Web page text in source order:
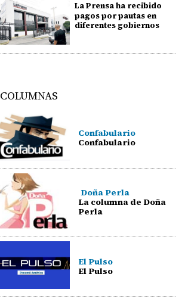
La Prensa ha recibido
pagos por pautas en
diferentes gobiernos
COLUMNAS
Confabulario
Confabulario
Doña Perla
La columna de Doña
Perla
El Pulso
El Pulso